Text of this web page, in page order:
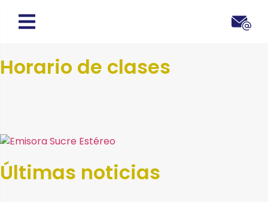
Horario de clases
Últimas noticias